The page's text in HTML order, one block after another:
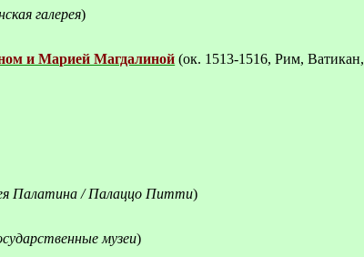
галерея)
и Марией Магдалиной (ок. 1513-1516, Рим, Ватикан,
Палатина / Палаццо Питти)
музеи)